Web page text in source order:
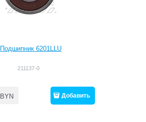
Подшипник 6201LLU
211137-0
BYN Добавить